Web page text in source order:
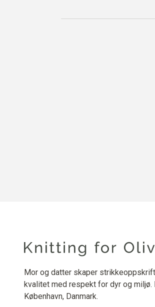
Mor og datter skaper
kvalitet med respekt for dyr og miljø.
København, Danmark.